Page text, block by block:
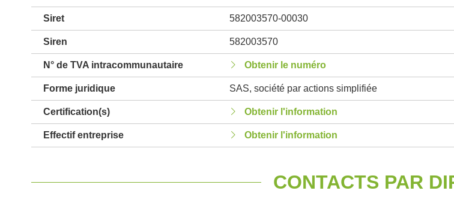
Siret 582003570-00030
Siren 582003570
N° de TVA intracommunautaire Obtenir le numéro
Forme juridique SAS, société par actions simplifiée
Certification(s) Obtenir l'information
Effectif entreprise Obtenir l'information
CONTACTS PAR